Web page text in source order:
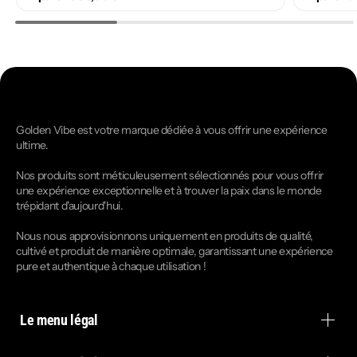
Golden Vibe est votre marque dédiée à vous offrir une expérience
ultime.
Nos produits sont méticuleusement sélectionnés pour vous offrir
une expérience exceptionnelle et à trouver la paix dans le monde
trépidant d'aujourd'hui.
Nous nous approvisionnons uniquement en produits de qualité,
cultivé et produit de manière optimale, garantissant une expérience
pure et authentique à chaque utilisation !
Le menu légal